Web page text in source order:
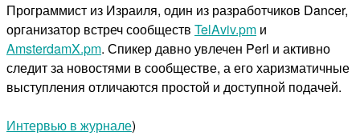
Программист из Израиля, один из разработчиков Dancer,
организатор встреч сообществ TelAviv.pm и
AmsterdamX.pm. Спикер давно увлечен Perl и активно
следит за новостями в сообществе, а его харизматичные
выступления отличаются простой и доступной подачей.
Интервью в журнале)